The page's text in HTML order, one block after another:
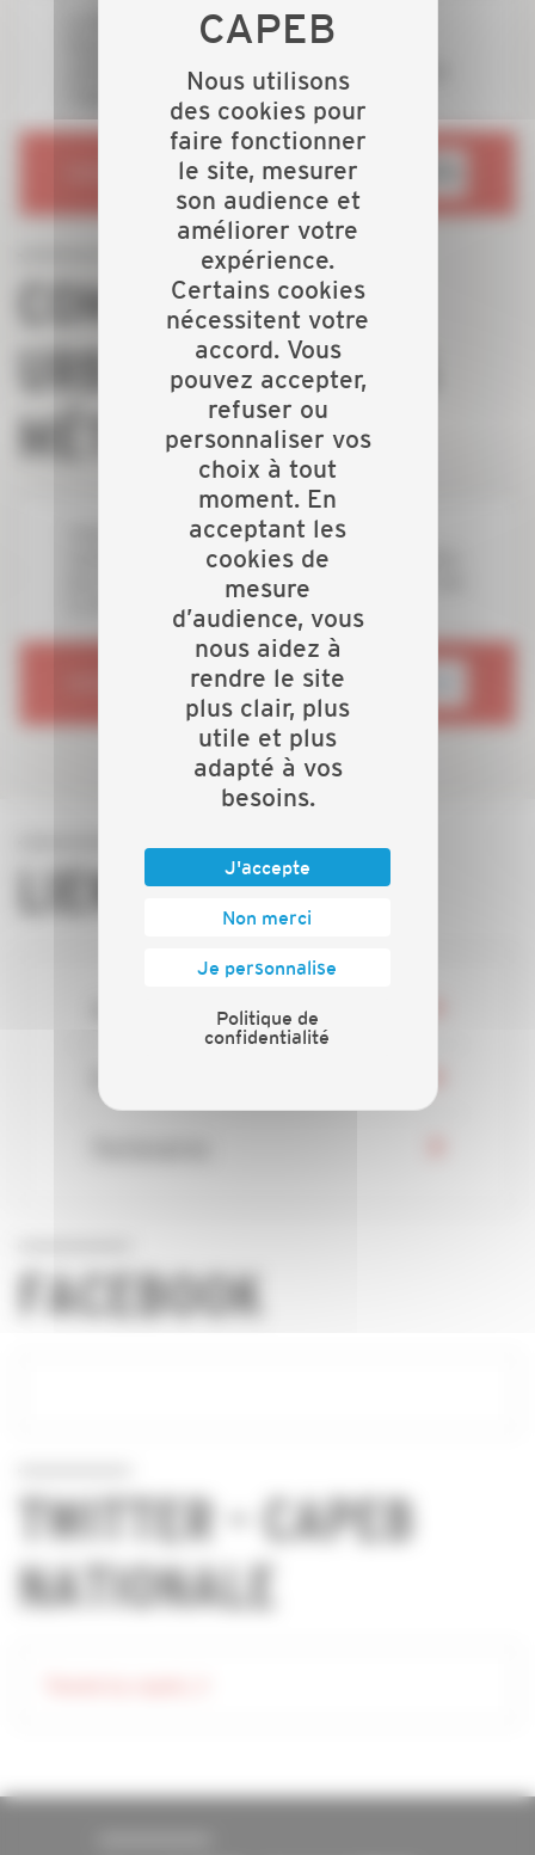
La Région Nouvelle-Aquitaine soutient
financièrement le projet de réhabilitation du
centre commercial des portes ferrées lauréat de
l'appel à projet Bâtiment du Futur.
RENDEZ-VOUS SUR
COMMUNAUTÉ
URBAINE LIMOGES
MÉTROPOLE
Limoges Métropole La communauté Urbaine
soutient financièrement le projet de réhabilitation
du centre commercial des Portes Ferrées porté par
la CAPEB et ABC Gestion 87
RENDEZ-VOUS SUR
LIENS DIRECTS
FACEBOOK
TWITTER - CAPEB
NATIONALE
Nous utilisons
des cookies pour
faire fonctionner
le site, mesurer
son audience et
améliorer votre
expérience.
Certains cookies
nécessitent votre
accord. Vous
pouvez accepter,
refuser ou
personnaliser vos
choix à tout
moment. En
acceptant les
cookies de
mesure
d’audience, vous
nous aidez à
rendre le site
plus clair, plus
utile et plus
adapté à vos
besoins.
J'accepte
Non merci
Je personnalise
Politique de
confidentialité